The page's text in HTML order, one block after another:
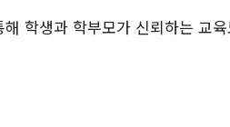
학생과 학부모가 신뢰하는 교